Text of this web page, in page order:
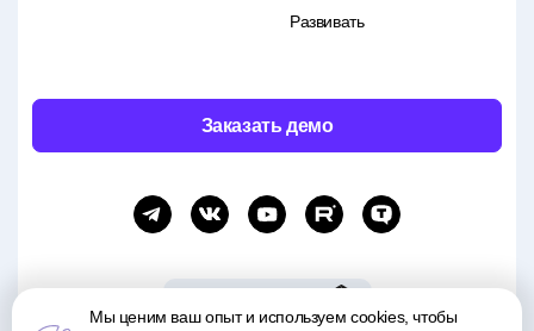
Развивать
Заказать демо
Мы ценим ваш опыт и используем cookies, чтобы